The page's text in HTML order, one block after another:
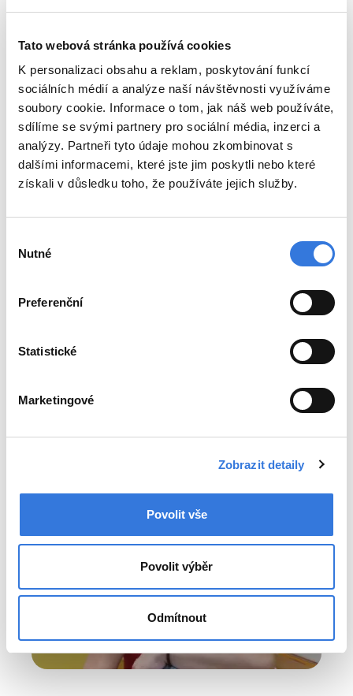
Tato webová stránka používá cookies
K personalizaci obsahu a reklam, poskytování funkcí
sociálních médií a analýze naší návštěvnosti využíváme
soubory cookie. Informace o tom, jak náš web používáte,
sdílíme se svými partnery pro sociální média, inzerci a
analýzy. Partneři tyto údaje mohou zkombinovat s
dalšími informacemi, které jste jim poskytli nebo které
získali v důsledku toho, že používáte jejich služby.
souhlasu
Nutné
Preferenční
Statistické
Marketingové
Zobrazit detaily
Povolit vše
Povolit výběr
Odmítnout